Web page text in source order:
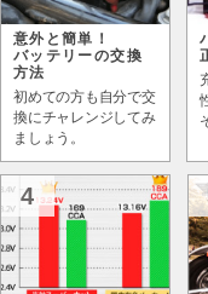
意外と簡単！
バッテリーの交換
方法
初めての方も自分で交
換にチャレンジしてみ
ましょう。
4